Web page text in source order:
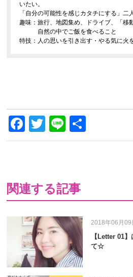
いたい。
「自分の可能性を感じカタチにする」二
趣味：旅行、地図集め、ドライブ、「移
自然の中でご飯を食べること
特技：人の思いを引き出す・やる気に火
Facebook
Twitter
Line
有
関連する記事
2018年06月09
【Letter 01
て☆